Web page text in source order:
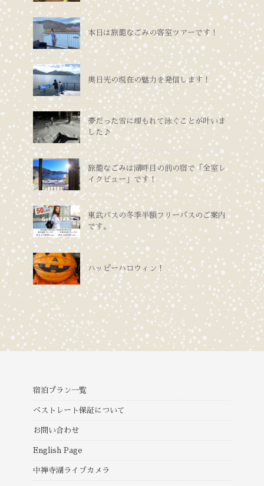
本日は旅籠なごみの客室ツアーです！
奥日光の現在の魅力を発信します！
夢だった雪に埋もれて泳ぐことが叶いま
した♪
旅籠なごみは湖畔目の前の宿で「全室レ
イクビュー」です！
東武バスの冬季半額フリーパスのご案内
です。
ハッピーハロウィン！
宿泊プラン一覧
ベストレート保証について
お問い合わせ
English Page
中禅寺湖ライブカメラ